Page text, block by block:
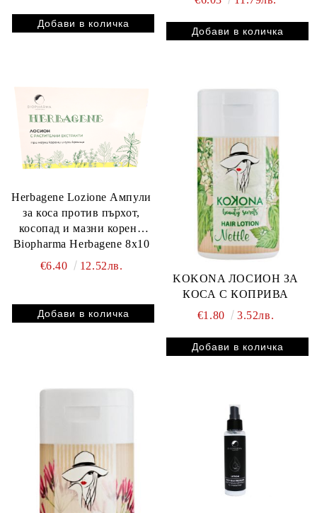
Herbagene Lozione Ампули
за коса против пърхот,
косопад и мазни корени
Biopharma Herbagene 8x10
мл
€6.40
12.52лв.
KOKONA ЛОСИОН ЗА
КОСА С КОПРИВА
€1.80
3.52лв.